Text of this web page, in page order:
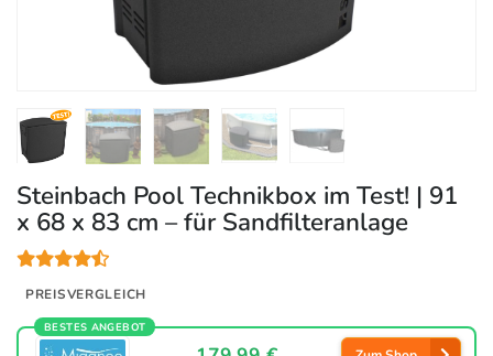
Steinbach Pool Technikbox im Test! | 91
x 68 x 83 cm – für Sandfilteranlage
PREISVERGLEICH
BESTES ANGEBOT